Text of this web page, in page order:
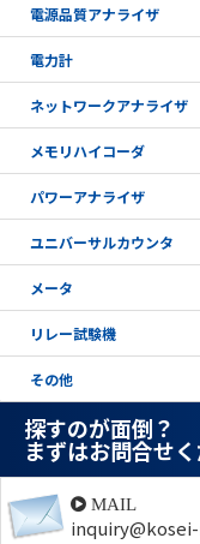
電源品質アナライザ
電力計
ネットワークアナライザ
メモリハイコーダ
パワーアナライザ
ユニバーサルカウンタ
メータ
リレー試験機
その他
探すのが面倒？
まずはお問合せく
MAIL